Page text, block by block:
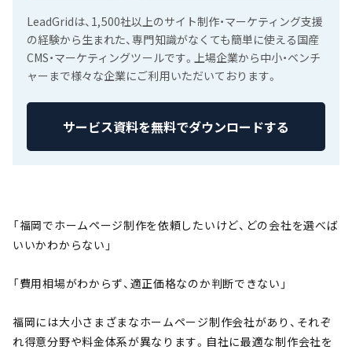
LeadGridは、1,500社以上のサイト制作・マーケティング支援
の経験から生まれた、専門知識がなくても簡単に使える国産
CMS・マーケティングツールです。上場企業から中小・ベンチ
ャーまで様々な企業にご利用いただいております。
サービス資料を無料でダウンロードする
「福岡でホームページ制作を依頼したいけど、どの会社を選べば
いいかわからない」
「費用相場がわからず、適正価格なのか判断できない」
福岡には大小さまざまなホームページ制作会社があり、それぞ
れ得意分野や料金体系が異なります。自社に最適な制作会社を